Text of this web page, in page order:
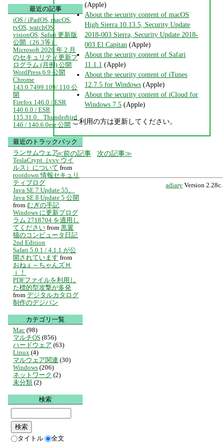
(Apple)
About the security content of macOS
High Sierra 10.13.5, Security Update
2018-003 Sierra, Security Update 2018-
003 El Capitan (Apple)
About the security content of Safari
11.1.1 (Apple)
About the security content of iTunes
12.7.5 for Windows (Apple)
About the security content of iCloud for
Windows 7.5 (Apple)
ご利用の方は更新してください。
前の記事 次の記事
adiary Version 2.28c.
最近の記事
iOS / iPadOS, macOS,
tvOS, watchOS,
visionOS, Safari 更新版
公開（26.3等）
Microsoft 2026 年 2 月
のセキュリティ更新プ
ログラム (月例) 公開
WordPress 6.9 公開
Chrome
143.0.7499.109/.110 公
開
Firefox 146.0 / ESR
140.6.0 / ESR
115.31.0、Thunderbird
146 / 140.6.0esr 公開
最近のトラックバック
ランサムウェア
TeslaCrypt（vvv ウイ
ルス）について from
rootdown 情報セキュリ
ティブログ
Java SE 7 Update 55、
Java SE 8 Update 5 公開
from むぎの手記
Windows に更新プログ
ラム 2718704 を適用し
てください from 黒翼
猫のコンピュータ日記
2nd Edition
Safari 5.0.1 / 4.1.1 が公
開されています from
おねぇ～ちゃんズＨ
ｉ！
PDFファイルを利用し
た標的型攻撃が多発
from デジタルカタログ
制作のデジパン
カテゴリ一覧
Mac (98)
マルチOS (856)
ハードウェア (63)
Linux (4)
マルウェア関連 (30)
Windows (206)
ネットワーク (2)
未分類 (2)
検索
タイトル 全文